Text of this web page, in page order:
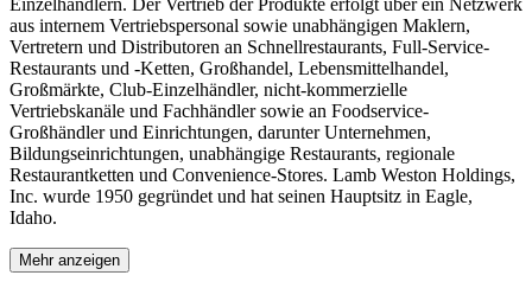
aus internem Vertriebspersonal sowie unabhängigen Maklern,
Vertretern und Distributoren an Schnellrestaurants, Full-Service-
Restaurants und -Ketten, Großhandel, Lebensmittelhandel,
Großmärkte, Club-Einzelhändler, nicht-kommerzielle
Vertriebskanäle und Fachhändler sowie an Foodservice-
Großhändler und Einrichtungen, darunter Unternehmen,
Bildungseinrichtungen, unabhängige Restaurants, regionale
Restaurantketten und Convenience-Stores. Lamb Weston Holdings,
Inc. wurde 1950 gegründet und hat seinen Hauptsitz in Eagle,
Idaho.
Mehr anzeigen